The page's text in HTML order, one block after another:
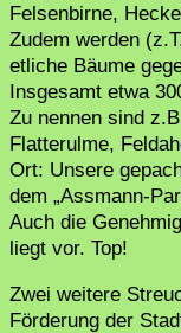
Felsenbirne,
Zudem werden
etliche Bäume
Insgesamt etwa
Zu nennen sind
Flatterulme,
Ort: Unsere
dem „Assmann-
Auch die
liegt vor. Top!
Zwei weitere
Förderung der